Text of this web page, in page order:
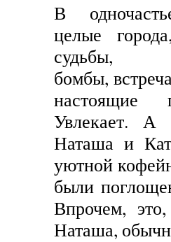
В
целые
судьбы,
бомбы,
настоящие
Увлекает. А
Наташа и
уютной
были
Впрочем,
Наташа,